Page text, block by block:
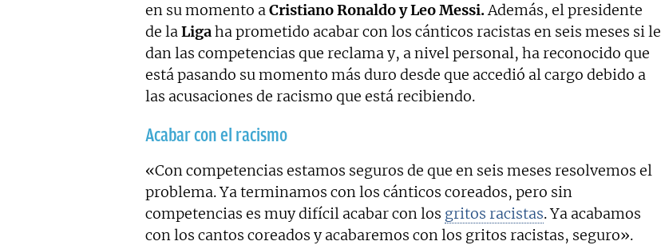
en su momento aCristiano Ronaldo y Leo Messi.Además, el presidente
de laLigaha prometido acabar con los cánticos racistas en seis meses si le
dan las competencias que reclama y, a nivel personal, ha reconocido que
está pasando su momento más duro desde que accedió al cargo debido a
las acusaciones de racismo que está recibiendo.
Acabar con el racismo
«Con competencias estamos seguros de que en seis meses resolvemos el
problema. Ya terminamos con los cánticos coreados, pero sin
competencias es muy difícil acabar con los gritos racistas. Ya acabamos
con los cantos coreados y acabaremos con los gritos racistas, seguro».